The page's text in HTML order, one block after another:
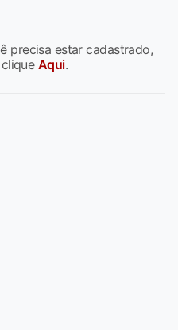
precisa estar cadastrado,
Aqui.